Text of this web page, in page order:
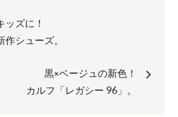
ッズに！
シューズ。
黒×ベージュの新色！
カルフ「レガシー 96」。